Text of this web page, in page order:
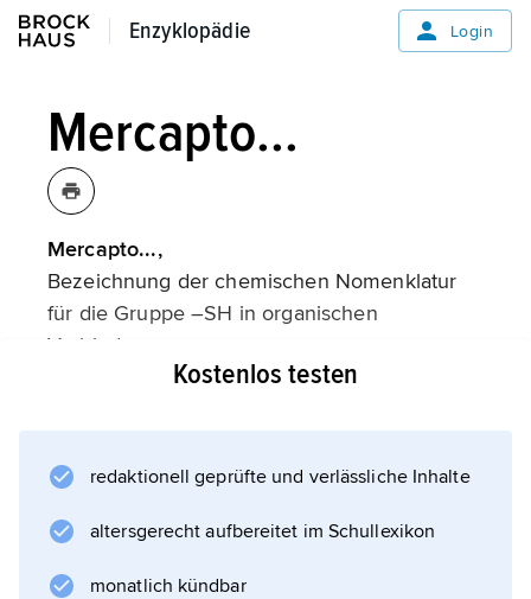
Enzyklopädie
Enzyklopädie Login
Mercapto...
Mercapto...,
Bezeichnung der chemischen Nomenklatur
für die Gruppe –SH in organischen
Verbindungen.
Informationen zum Artikel
Kostenlos testen
redaktionell geprüfte und verlässliche Inhalte
altersgerecht aufbereitet im Schullexikon
monatlich kündbar